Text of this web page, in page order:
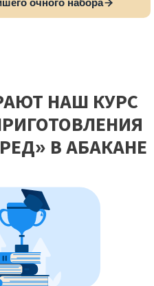
очного набора
НАШ КУРС
В АБАКАНЕ